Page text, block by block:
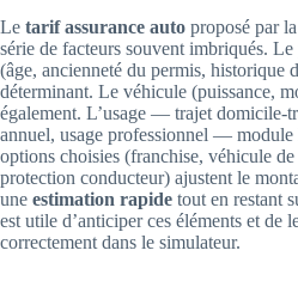
Le tarif assurance auto proposé par
série de facteurs souvent imbriqués.
(âge, ancienneté du permis, historique
déterminant. Le véhicule (puissance,
également. L’usage — trajet domicile-
annuel, usage professionnel —
options choisies (franchise, véhicule
protection conducteur) ajustent le
une estimation rapide tout en restant
est utile d’anticiper ces éléments et de
correctement dans le simulateur.